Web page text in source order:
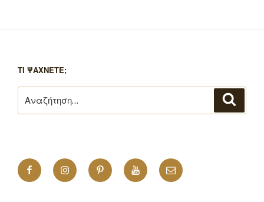
ΤΙ ΨΑΧΝΕΤΕ;
για:
FacebookInstagramPinterest YouTubeEmail